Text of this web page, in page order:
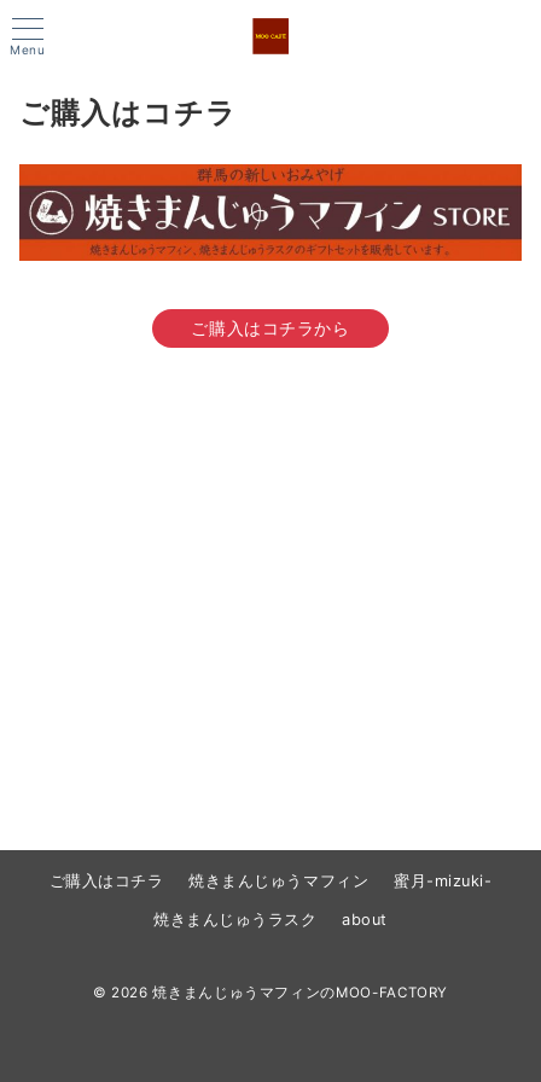
Menu
ご購入はコチラ
ご購入はコチラから
ご購入はコチラ 焼きまんじゅうマフィン 蜜月-mizuki-
焼きまんじゅうラスク about
© 2026焼きまんじゅうマフィンのMOO-FACTORY